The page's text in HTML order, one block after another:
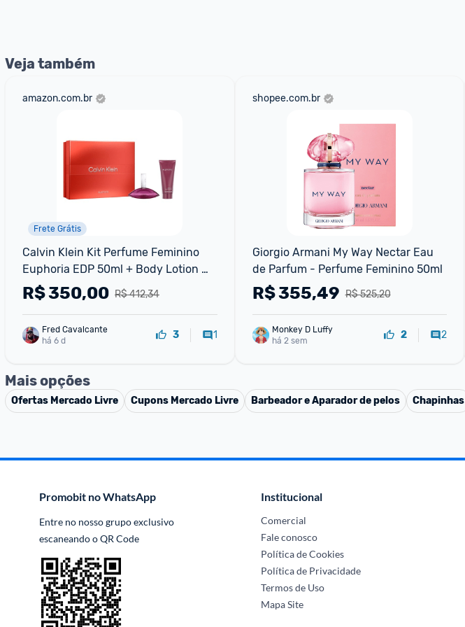
Veja também
amazon.com.br
Frete Grátis
Calvin Klein Kit Perfume Feminino
Euphoria EDP 50ml + Body Lotion
100ml
R$ 412,34
R$350,00
Fred Cavalcante
há 6 d
3 1
shopee.com.br
Giorgio Armani My Way Nectar Eau
de Parfum - Perfume Feminino 50ml
R$ 525,20
R$355,49
Monkey D Luffy
há 2 sem
2 2
Mais opções
Ofertas Mercado Livre Cupons Mercado Livre Barbeador e Aparador de pelos Chapinhas
Promobit no WhatsApp
Entre no nosso grupo exclusivo
escaneando o QR Code
Institucional
Comercial
Fale conosco
Política de Cookies
Política de Privacidade
Termos de Uso
Mapa Site